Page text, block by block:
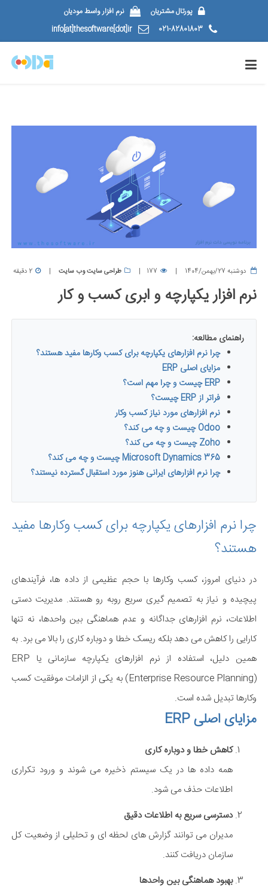
پورتال مشتریان
نرم افزار واسط مودیان
021-82801803
info[at]thesoftware[dot]ir
دوشنبه 27/بهمن/1404 177 طراحی سایت وب سایت 2 دقیقه
نرم افزار یکپارچه و ابری کسب و کار
راهنمای مطالعه:
چرا نرم افزارهای یکپارچه برای کسب وکارها مفید هستند؟
مزایای اصلی ERP
ERP چیست و چرا مهم است؟
فراتر از ERP چیست؟
نرم افزارهای مورد نیاز کسب وکار
Odoo چیست و چه می کند؟
Zoho چیست و چه می کند؟
Microsoft Dynamics 365 چیست و چه می کند؟
چرا نرم افزارهای ایرانی هنوز مورد استقبال گسترده نیستند؟
چرا نرم افزارهای یکپارچه برای کسب وکارها مفید
هستند؟
در دنیای امروز، کسب وکارها با حجم عظیمی از داده ها، فرآیندهای
پیچیده و نیاز به تصمیم گیری سریع روبه رو هستند. مدیریت دستی
اطلاعات، نرم افزارهای جداگانه و عدم هماهنگی بین واحدها، نه تنها
کارایی را کاهش می دهد بلکه ریسک خطا و دوباره کاری را بالا می برد. به
همین دلیل، استفاده از نرم افزارهای یکپارچه سازمانی یا ERP
(Enterprise Resource Planning) به یکی از الزامات موفقیت کسب
وکارها تبدیل شده است.
مزایای اصلی ERP
کاهش خطا و دوباره کاری
همه داده ها در یک سیستم ذخیره می شوند و ورود تکراری
اطلاعات حذف می شود.
دسترسی سریع به اطلاعات دقیق
مدیران می توانند گزارش های لحظه ای و تحلیلی از وضعیت کل
سازمان دریافت کنند.
بهبود هماهنگی بین واحدها